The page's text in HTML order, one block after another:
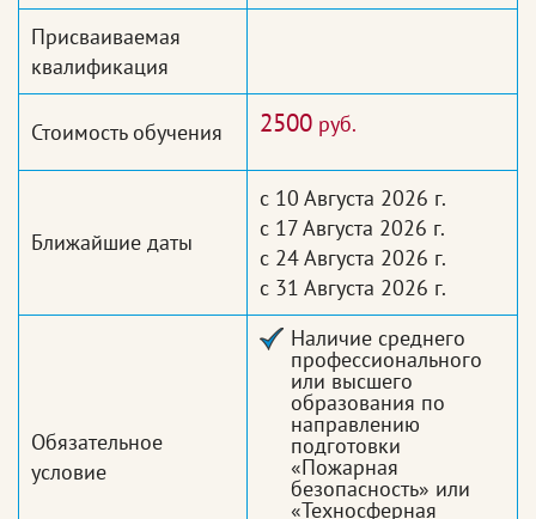
Присваиваемая
квалификация
Стоимость обучения 2500 руб.
Ближайшие даты
с 10 Августа 2026 г.
с 17 Августа 2026 г.
с 24 Августа 2026 г.
с 31 Августа 2026 г.
Обязательное
условие
Наличие среднего
профессионального
или высшего
образования по
направлению
подготовки
«Пожарная
безопасность» или
«Техносферная